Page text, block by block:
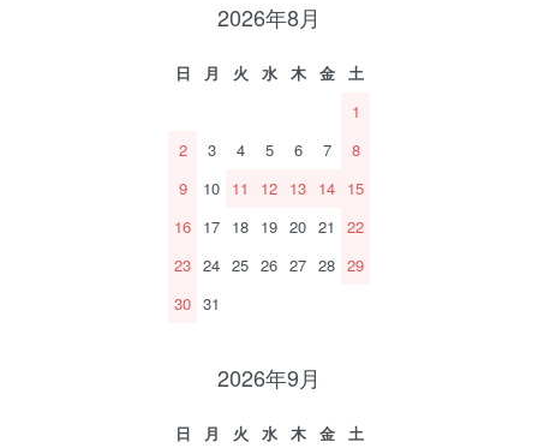
2026年8月
日 月 火 水 木 金
土
1
2
3 4 5 6 7
8
9
10 11 12 13 14 15
16 17 18 19 20 21
22
23 24 25 26 27 28 29
30 31
2026年9月
日 月 火 水 木 金
土